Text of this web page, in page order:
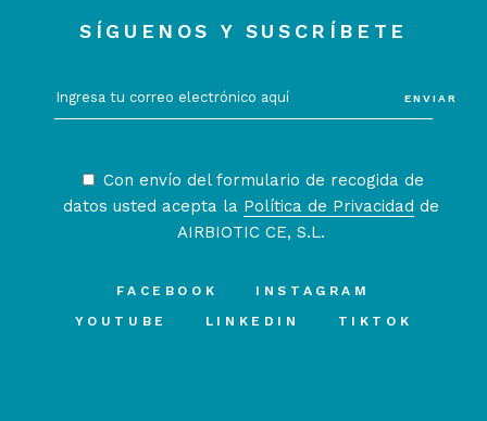
SÍGUENOS Y SUSCRÍBETE
ENVIAR
Con envío del formulario de recogida de
datos usted acepta la Política de Privacidad de
AIRBIOTIC CE, S.L.
FACEBOOK
INSTAGRAM
YOUTUBE
LINKEDIN TIKTOK